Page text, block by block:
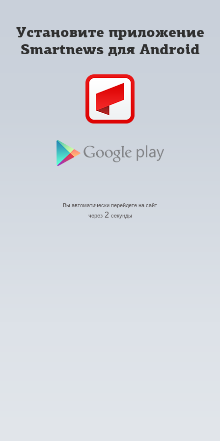
Установите приложение
Smartnews для Android
Вы автоматически перейдете на сайт
через 2 секунды